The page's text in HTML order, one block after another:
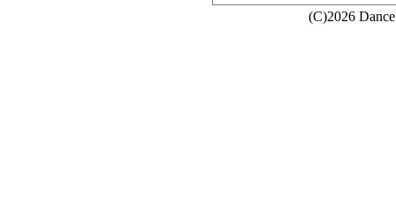
(C)2026